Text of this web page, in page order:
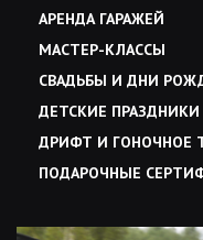
АРЕНДА ГАРАЖЕЙ
МАСТЕР-КЛАССЫ
СВАДЬБЫ И ДНИ
ДЕТСКИЕ ПРАЗДНИКИ
ДРИФТ И ГОНОЧНОЕ
ПОДАРОЧНЫЕ